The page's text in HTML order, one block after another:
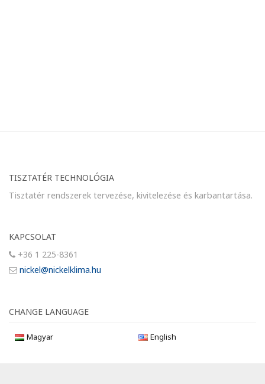
TISZTATÉR TECHNOLÓGIA
Tisztatér rendszerek tervezése, kivitelezése és karbantartása.
KAPCSOLAT
+36 1 225-8361
nickel@nickelklima.hu
CHANGE LANGUAGE
Magyar English